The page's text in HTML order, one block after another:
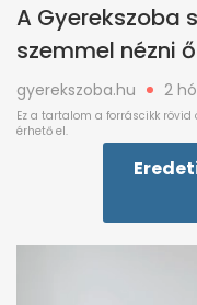
A Gyerekszoba
szemmel nézni
gyerekszoba.hu 2